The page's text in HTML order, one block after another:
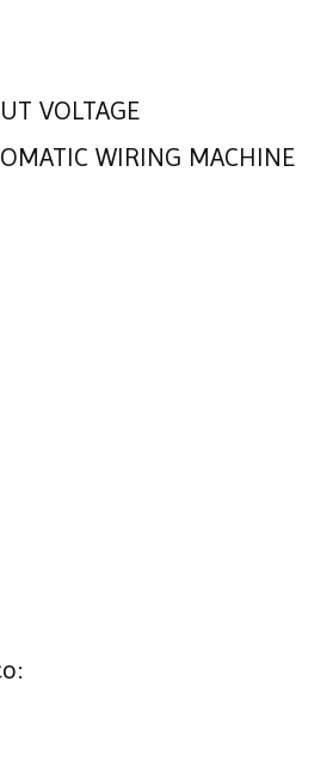
VOLTAGE
WIRING MACHINE